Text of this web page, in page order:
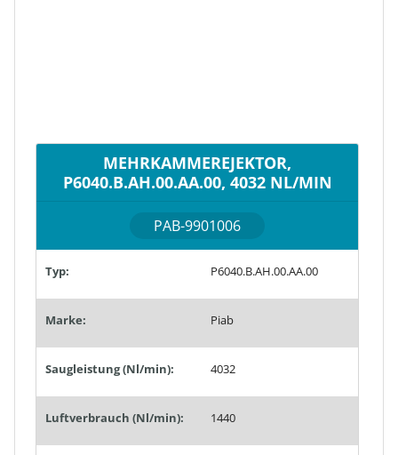
MEHRKAMMEREJEKTOR,
P6040.B.AH.00.AA.00, 4032 NL/MIN
PAB-9901006
Typ: P6040.B.AH.00.AA.00
Marke: Piab
Saugleistung (Nl/min): 4032
Luftverbrauch (Nl/min): 1440